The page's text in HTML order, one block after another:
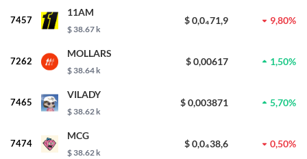
7457
11AM
$ 38.67 k
$ 0,0₄71,9 9,80%
7262
MOLLARS
$ 38.64 k
$ 0,00617 1,50%
7465
VILADY
$ 38.62 k
$ 0,003871 5,70%
7474
MCG
$ 38.62 k
$ 0,0₄38,6 0,50%